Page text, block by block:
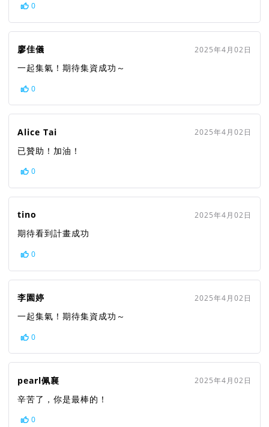
0
廖佳儀 2025年4月02日
一起集氣！期待集資成功～
0
Alice Tai 2025年4月02日
已贊助！加油！
0
tino 2025年4月02日
期待看到計畫成功
0
李園婷 2025年4月02日
一起集氣！期待集資成功～
0
pearl佩襄 2025年4月02日
辛苦了，你是最棒的！
0